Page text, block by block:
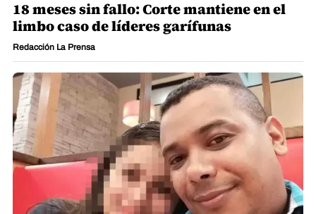
18 meses sin fallo: Corte mantiene en el
limbo caso de líderes garífunas
Redacción La Prensa